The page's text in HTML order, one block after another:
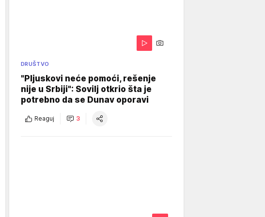
DRUŠTVO
"Pljuskovi neće pomoći, rešenje
nije u Srbiji": Sovilj otkrio šta je
potrebno da se Dunav oporavi
Reaguj 3